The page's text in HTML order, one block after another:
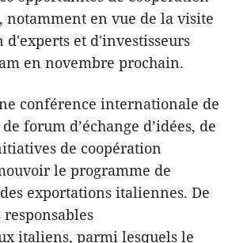
notamment en vue de la visite
d'experts et d'investisseurs
en novembre prochain.
conférence internationale de
forum d’échange d’idées, de
de coopération
le programme de
exportations italiennes. De
italiens, parmi lesquels le